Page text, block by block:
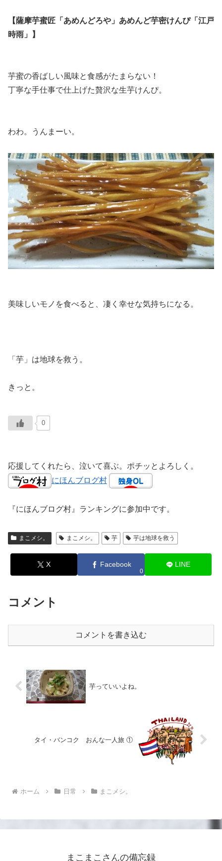
【薩摩芋蜜匠「あめんどろや」あめんど芋密けんぴ「江戸
時雨」】
芋蜜の香ばしい風味と食感がたまらない！
丁寧な手仕事で仕上げた贅沢な生芋けんぴ。
わわ。うんまーい。
美味しいモノを食べると、凄く幸せな気持ちになる。
「芋」は地球を救う。
きっと。
0
応援してくれたら、泣いて喜ぶ。ポチッとよろしく。
にほんブログ村
『にほんブログ村』ランキングに参加中です。
まこメシ。 まこメシ。 芋 芋は地球を救う
X Facebook
0
LINE
コメント
コメントを書き込む
芋っていいよね。
タイ・バンコク おんな一人旅 ①
ホーム 日常 まこメシ。
まこまこさんの備忘録